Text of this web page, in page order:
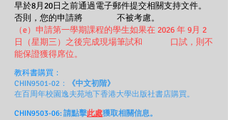
早於8月20日之前通過電子郵件提交相關支持文件。
否則，您的申請將 不被考慮。
（e）申請第一學期課程的學生如果在 2026 年 9月 2
日（星期三）之後完成現場筆試和 口試，則不
能保證獲得席位。
教科書購買：
CHIN9501-02：
《中文初階》
在百周年校園逸夫苑地下香港大學出版社書店購買。
CHIN9503-06:請點擊此處獲取相關信息。